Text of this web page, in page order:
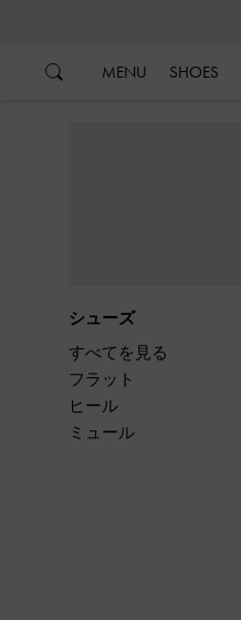
MENU SHOES
シューズ
すべてを見る
フラット
ヒール
ミュール